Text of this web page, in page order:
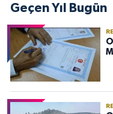
Geçen Yıl Bugün